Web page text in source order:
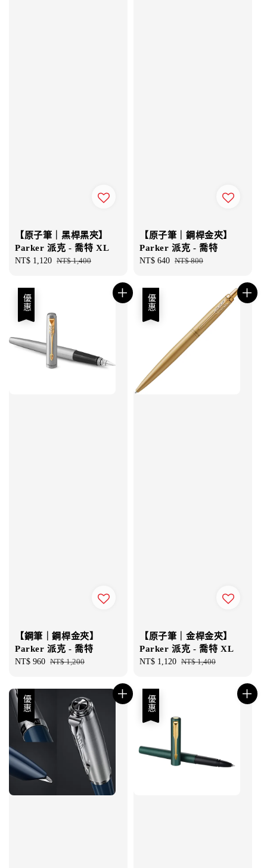
【原子筆｜黑桿黑夾】
Parker 派克 - 喬特 XL
Sale
NT$ 1,120 Regular
NT$ 1,400
【原子筆｜鋼桿金夾】
Parker 派克 - 喬特
Sale
NT$ 640 Regular
NT$ 800
優惠
【鋼筆｜鋼桿金夾】
Parker 派克 - 喬特
Sale
NT$ 960 Regular
NT$ 1,200
優惠
【原子筆｜金桿金夾】
Parker 派克 - 喬特 XL
Sale
NT$ 1,120 Regular
NT$ 1,400
優惠 優惠